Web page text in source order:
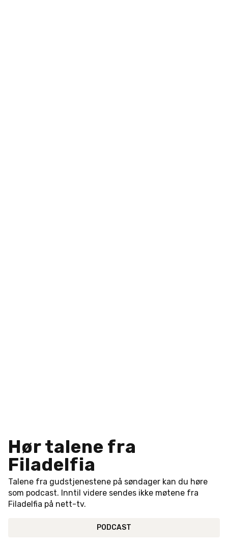
Hør talene fra
Filadelfia
Talene fra gudstjenestene på søndager kan du høre
som podcast. Inntil videre sendes ikke møtene fra
Filadelfia på nett-tv.
PODCAST